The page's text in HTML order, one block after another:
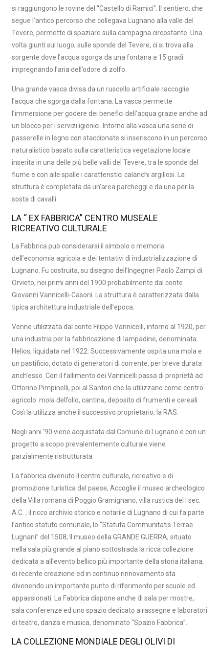
si raggiungono le rovine del “Castello di Ramici”. Il sentiero, che
segue l’antico percorso che collegava Lugnano alla valle del
Tevere, permette di spaziare sulla campagna circostante. Una
volta giunti sul luogo, sulle sponde del Tevere, ci si trova alla
sorgente dove l’acqua sgorga da una fontana a 15 gradi
impregnando l’aria dell’odore di zolfo.
Una grande vasca divisa da un ruscello artificiale raccoglie
l’acqua che sgorga dalla fontana. La vasca permette
l’immersione per godere dei benefici dell’acqua grazie anche ad
un blocco per i servizi igienici. Intorno alla vasca una serie di
passerelle in legno con staccionate si inseriscono in un percorso
naturalistico basato sulla caratteristica vegetazione locale
inserita in una delle più belle valli del Tevere, tra le sponde del
fiume e con alle spalle i caratteristici calanchi argillosi. La
struttura è completata da un’area parcheggi e da una per la
sosta di cavalli.
LA “ EX FABBRICA” CENTRO MUSEALE
RICREATIVO CULTURALE
La Fabbrica può considerarsi il simbolo o memoria
dell’economia agricola e dei tentativi di industrializzazione di
Lugnano. Fu costruita, su disegno dell’Ingegner Paolo Zampi di
Orvieto, nei primi anni del 1900 probabilmente dal conte
Giovanni Vannicelli-Casoni. La struttura è caratterizzata dalla
tipica architettura industriale dell’epoca.
Venne utilizzata dal conte Filippo Vannicelli, intorno al 1920, per
una industria per la fabbricazione di lampadine, denominata
Helios, liquidata nel 1922. Successivamente ospita una mola e
un pastificio, dotato di generatori di corrente, per breve durata
anch’esso. Con il fallimento dei Vannicelli passa di proprietà ad
Ottorino Pimpinelli, poi al Santori che la utilizzano come centro
agricolo: mola dell’olio, cantina, deposito di frumenti e cereali.
Così la utilizza anche il successivo proprietario, la RAS.
Negli anni ’90 viene acquistata dal Comune di Lugnano e con un
progetto a scopo prevalentemente culturale viene
parzialmente ristrutturata.
La fabbrica divenuto il centro culturale, ricreativo e di
promozione turistica del paese, Accoglie il museo archeologico
della Villa romana di Poggio Gramignano, villa rustica del I sec.
A.C. ; il ricco archivio storico e notarile di Lugnano di cui fa parte
l’antico statuto comunale, lo “Statuta Communitatis Terrae
Lugnani” del 1508; Il museo della GRANDE GUERRA, situato
nella sala più grande al piano sottostrada la ricca collezione
dedicata a all’evento bellico più importante della storia italiana,
di recente creazione ed in continuo rinnovamento sta
divenendo un importante punto di riferimento per scuole ed
appassionati. La Fabbrica dispone anche di sala per mostre,
sala conferenze ed uno spazio dedicato a rassegne e laboratori
di teatro, danza e musica, denominato “Spazio Fabbrica”.
LA COLLEZIONE MONDIALE DEGLI OLIVI DI